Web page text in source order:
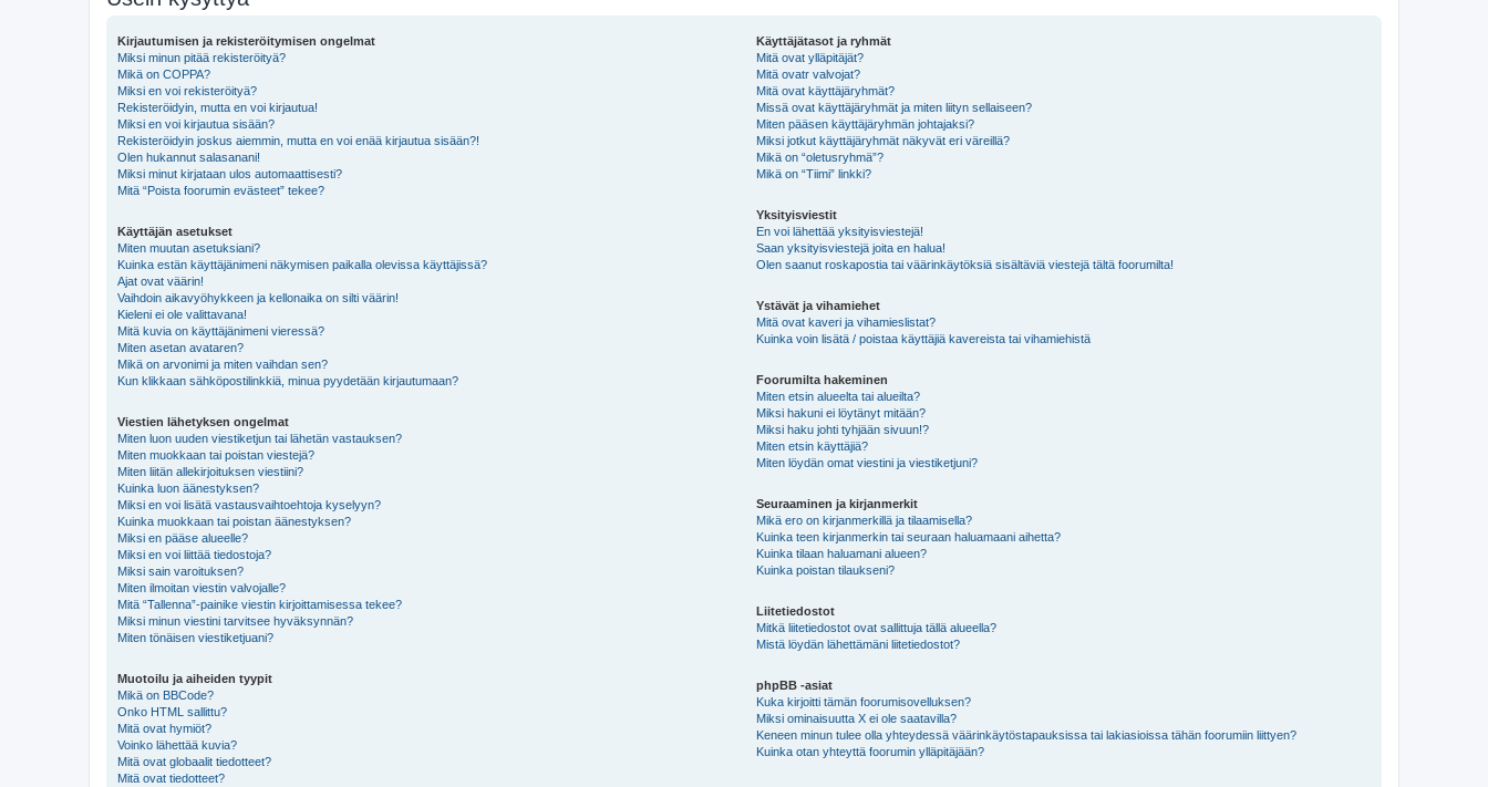
Kirjautumisen ja rekisteröitymisen ongelmat
Miksi minun pitää rekisteröityä?
Mikä on COPPA?
Miksi en voi rekisteröityä?
Rekisteröidyin, mutta en voi kirjautua!
Miksi en voi kirjautua sisään?
Rekisteröidyin joskus aiemmin, mutta en voi enää kirjautua sisään?!
Olen hukannut salasanani!
Miksi minut kirjataan ulos automaattisesti?
Mitä “Poista foorumin evästeet” tekee?
Käyttäjän asetukset
Miten muutan asetuksiani?
Kuinka estän käyttäjänimeni näkymisen paikalla olevissa käyttäjissä?
Ajat ovat väärin!
Vaihdoin aikavyöhykkeen ja kellonaika on silti väärin!
Kieleni ei ole valittavana!
Mitä kuvia on käyttäjänimeni vieressä?
Miten asetan avataren?
Mikä on arvonimi ja miten vaihdan sen?
Kun klikkaan sähköpostilinkkiä, minua pyydetään kirjautumaan?
Viestien lähetyksen ongelmat
Miten luon uuden viestiketjun tai lähetän vastauksen?
Miten muokkaan tai poistan viestejä?
Miten liitän allekirjoituksen viestiini?
Kuinka luon äänestyksen?
Miksi en voi lisätä vastausvaihtoehtoja kyselyyn?
Kuinka muokkaan tai poistan äänestyksen?
Miksi en pääse alueelle?
Miksi en voi liittää tiedostoja?
Miksi sain varoituksen?
Miten ilmoitan viestin valvojalle?
Mitä “Tallenna”-painike viestin kirjoittamisessa tekee?
Miksi minun viestini tarvitsee hyväksynnän?
Miten tönäisen viestiketjuani?
Muotoilu ja aiheiden tyypit
Mikä on BBCode?
Onko HTML sallittu?
Mitä ovat hymiöt?
Voinko lähettää kuvia?
Mitä ovat globaalit tiedotteet?
Mitä ovat tiedotteet?
Käyttäjätasot ja ryhmät
Mitä ovat ylläpitäjät?
Mitä ovatr valvojat?
Mitä ovat käyttäjäryhmät?
Missä ovat käyttäjäryhmät ja miten liityn sellaiseen?
Miten pääsen käyttäjäryhmän johtajaksi?
Miksi jotkut käyttäjäryhmät näkyvät eri väreillä?
Mikä on “oletusryhmä”?
Mikä on “Tiimi” linkki?
Yksityisviestit
En voi lähettää yksityisviestejä!
Saan yksityisviestejä joita en halua!
Olen saanut roskapostia tai väärinkäytöksiä sisältäviä viestejä tältä foorumilta!
Ystävät ja vihamiehet
Mitä ovat kaveri ja vihamieslistat?
Kuinka voin lisätä / poistaa käyttäjiä kavereista tai vihamiehistä
Foorumilta hakeminen
Miten etsin alueelta tai alueilta?
Miksi hakuni ei löytänyt mitään?
Miksi haku johti tyhjään sivuun!?
Miten etsin käyttäjiä?
Miten löydän omat viestini ja viestiketjuni?
Seuraaminen ja kirjanmerkit
Mikä ero on kirjanmerkillä ja tilaamisella?
Kuinka teen kirjanmerkin tai seuraan haluamaani aihetta?
Kuinka tilaan haluamani alueen?
Kuinka poistan tilaukseni?
Liitetiedostot
Mitkä liitetiedostot ovat sallittuja tällä alueella?
Mistä löydän lähettämäni liitetiedostot?
phpBB -asiat
Kuka kirjoitti tämän foorumisovelluksen?
Miksi ominaisuutta X ei ole saatavilla?
Keneen minun tulee olla yhteydessä väärinkäytöstapauksissa tai lakiasioissa tähän foorumiin liittyen?
Kuinka otan yhteyttä foorumin ylläpitäjään?